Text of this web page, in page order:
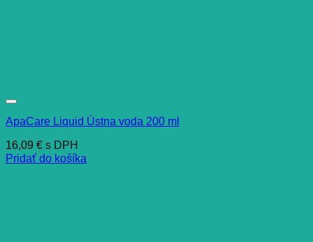
ApaCare Liquid Ústna voda 200 ml
16,09 € s DPH
Pridať do košíka